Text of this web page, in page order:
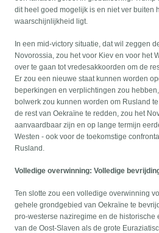
dit heel goed mogelijk is en niet ver buiten
waarschijnlijkheid ligt.
In een mid-victory situatie, dat wil zeggen
Novorossia, zou het voor Kiev en voor het
over te gaan tot vredesakkoorden om de
Er zou een nieuwe staat kunnen worden
beperkingen en verplichtingen zou
bolwerk zou kunnen worden om Rusland
de rest van Oekraïne te redden, zou het
aanvaardbaar zijn en op lange termijn
Westen - ook voor de toekomstige
Rusland.
Volledige overwinning: Volledige
Ten slotte zou een volledige overwinning
gehele grondgebied van Oekraïne te
pro-westerse naziregime en de historische
van de Oost-Slaven als de grote